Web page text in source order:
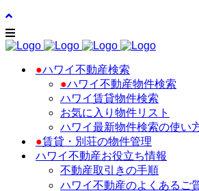
●ハワイ不動産検索
●ハワイ不動産物件検索
ハワイ賃貸物件検索
お気に入り物件リスト
ハワイ最新物件検索の使い
●賃貸・別荘の物件管理
ハワイ不動産お役立ち情報
不動産取引きの手順
ハワイ不動産のよくあるご